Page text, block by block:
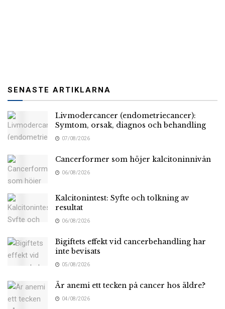
SENASTE ARTIKLARNA
Livmodercancer (endometriecancer):
Symtom, orsak, diagnos och behandling
07/08/2026
Cancerformer som höjer kalcitoninnivån
06/08/2026
Kalcitonintest: Syfte och tolkning av
resultat
06/08/2026
Bigiftets effekt vid cancerbehandling har
inte bevisats
05/08/2026
Är anemi ett tecken på cancer hos äldre?
04/08/2026